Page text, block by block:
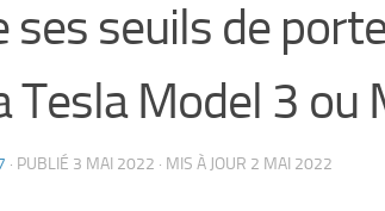
ses seuils de
Tesla Model 3 ou
· PUBLIÉ 3 MAI 2022 · MIS À JOUR 2 MAI 2022